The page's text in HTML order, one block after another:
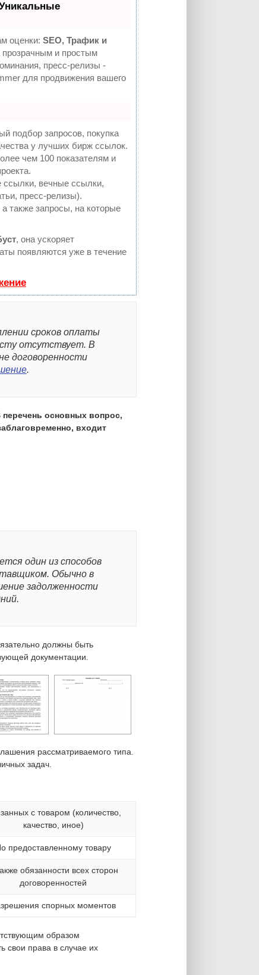
оценки: SEO, Трафик и
прозрачным и простым
пресс-релизы -
для продвижения вашего
подбор запросов, покупка
у лучших бирж ссылок.
чем 100 показателям и
вечные ссылки,
пресс-релизы).
также запросы, на которые
, она ускоряет
появляются уже в течение
сроков оплаты
отсутствует. В
договоренности
.
основных вопрос,
входит
один из способов
Обычно в
задолженности
должны быть
документации.
рассматриваемого типа.
задач.
с товаром (количество,
качество, иное)
предоставленному товару
обязанности всех сторон
договоренностей
спорных моментов
образом
свои права в случае их